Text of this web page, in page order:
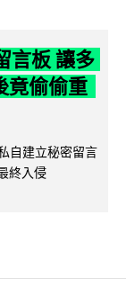
言板 讓多
竟偷偷重
自建立秘密留言
終入侵